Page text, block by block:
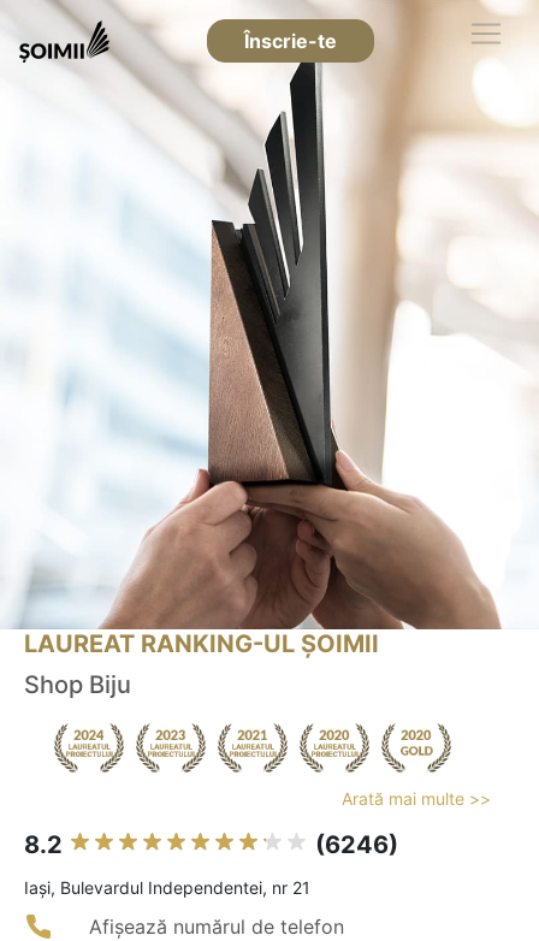
Înscrie-te
LAUREAT RANKING-UL ȘOIMII
Shop Biju
Arată mai multe >>
8.2 (6246)
Iaşi, Bulevardul Independentei, nr 21
Afișează numărul de telefon